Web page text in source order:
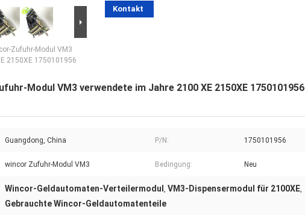
Zufuhr-Modul VM3
2150XE 1750101956
Kontakt
Modul VM3 verwendete im Jahre 2100 XE 2150XE 1750101956
Guangdong, China P/N: 1750101956
wincor Zufuhr-Modul VM3 Bedingung: Neu
Wincor-Geldautomaten-Verteilermodul , VM3-Dispensermodul für 2100XE,
Gebrauchte Wincor-Geldautomatenteile